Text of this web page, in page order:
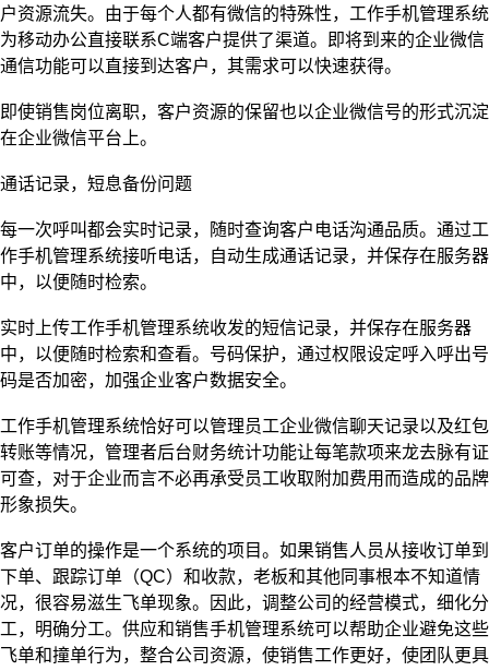
户资源流失。由于每个人都有微信的特殊性，工作手机管理系统
为移动办公直接联系C端客户提供了渠道。即将到来的企业微信
通信功能可以直接到达客户，其需求可以快速获得。
即使销售岗位离职，客户资源的保留也以企业微信号的形式沉淀
在企业微信平台上。
通话记录，短息备份问题
每一次呼叫都会实时记录，随时查询客户电话沟通品质。通过工
作手机管理系统接听电话，自动生成通话记录，并保存在服务器
中，以便随时检索。
实时上传工作手机管理系统收发的短信记录，并保存在服务器
中，以便随时检索和查看。号码保护，通过权限设定呼入呼出号
码是否加密，加强企业客户数据安全。
工作手机管理系统恰好可以管理员工企业微信聊天记录以及红包
转账等情况，管理者后台财务统计功能让每笔款项来龙去脉有证
可查，对于企业而言不必再承受员工收取附加费用而造成的品牌
形象损失。
客户订单的操作是一个系统的项目。如果销售人员从接收订单到
下单、跟踪订单（QC）和收款，老板和其他同事根本不知道情
况，很容易滋生飞单现象。因此，调整公司的经营模式，细化分
工，明确分工。供应和销售手机管理系统可以帮助企业避免这些
飞单和撞单行为，整合公司资源，使销售工作更好，使团队更具